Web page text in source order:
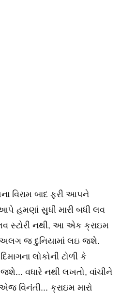
વિરામ બાદ ફરી આપને
હમણાં સુધી મારી બધી લવ
સ્ટોરી નથી, આ એક ક્રાઇમ
જ દુનિયામાં લઇ જશે.
લોકોની ટોળી કે
વધારે નથી લખતો, વાંચીને
વિનંતી... ક્રાઇમ મારો